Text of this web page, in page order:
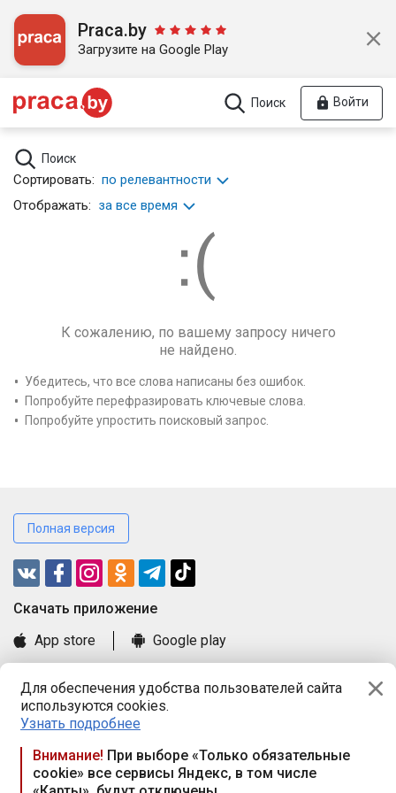
Для обеспечения удобства пользователей сайта
используются cookies.
Узнать подробнее
Внимание! При выборе «Только обязательные
cookie» все сервисы Яндекс, в том числе
Praca.by
Загрузите на Google Play
Поиск Войти
Поиск
Сортировать: по релевантности
Отображать: за все время
К сожалению, по вашему запросу ничего
не найдено.
Убедитесь, что все слова написаны без ошибок.
Попробуйте перефразировать ключевые слова.
Попробуйте упростить поисковый запрос.
Полная версия
Cкачать приложение
App store
Google play
Книга замечаний и предложений
Правила и документы
Praca.by © 2000—2026, ООО «ПРАЦА БАЙ»
Республика Беларусь, 220114, г. Минск, пр-т Независимости
117а, пом. № 9.